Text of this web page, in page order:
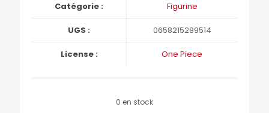
Catégorie : Figurine
UGS : 0658215289514
License : One Piece
0 en stock